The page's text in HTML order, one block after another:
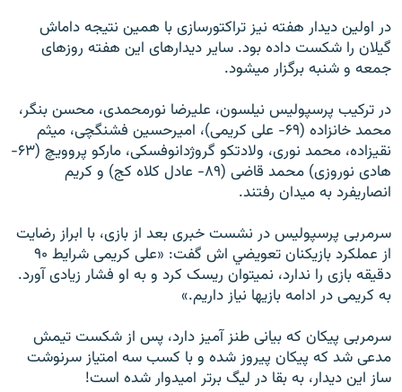
در اولين ديدار هفته نيز تراکتورسازی با همين نتيجه داماش
گيلان را شکست داده بود. ساير ديدارهای اين هفته روزهای
جمعه و شنبه برگزار ميشود.
در ترکيب پرسپوليس نيلسون، عليرضا نورمحمدی، محسن بنگر،
محمد خانزاده (۶۹- علی کريمی)، اميرحسين فشنگچی، ميثم
نقيزاده، محمد نوری، ولادتکو گروژدانوفسکی، مارکو پروويچ (۶۳-
هادی نوروزی) محمد قاضی (۸۹- عادل کلاه کج) و کريم
انصاريفرد به ميدان رفتند.
سرمربی پرسپوليس در نشست خبری بعد از بازی، با ابراز رضايت
از عملکرد بازيکنان تعويضي اش گفت: «علی کريمی شرايط ۹۰
دقيقه بازی را ندارد، نميتوان ريسک کرد و به او فشار زيادی آورد.
به کريمی در ادامه بازيها نياز داريم.»
سرمربی پيکان که بيانی طنز آميز دارد، پس از شکست تيمش
مدعی شد که پيکان پيروز شده و با کسب سه امتياز سرنوشت
ساز اين ديدار، به بقا در ليگ برتر اميدوار شده است!